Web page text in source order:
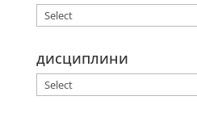
дисциплини